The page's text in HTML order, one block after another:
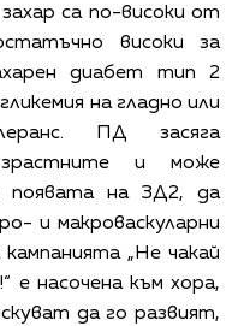
са по-високи от
високи за
диабет тип 2
на гладно или
ПД засяга
и може
появата на ЗД2, да
и макроваскуларни
„Не чакай
е насочена към хора,
да го развият,